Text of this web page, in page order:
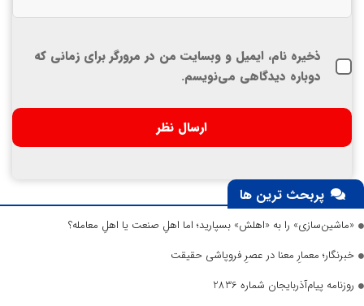
ذخیره نام، ایمیل و وبسایت من در مرورگر برای زمانی که
دوباره دیدگاهی می‌نویسم.
پربحث ترین ها
«ماشین‌سازی» را به «اهلش» بسپارید؛ اما اهلِ صنعت یا اهلِ معامله؟
خبرنگار؛ معمارِ معنا در عصرِ فروپاشی حقیقت
روزنامه پیام‌آذربایجان شماره 2836